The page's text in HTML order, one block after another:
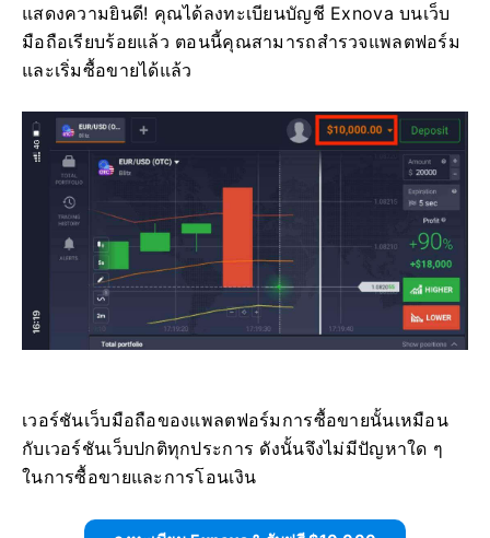
แสดงความยินดี! คุณได้ลงทะเบียนบัญชี Exnova บนเว็บ
มือถือเรียบร้อยแล้ว ตอนนี้คุณสามารถสำรวจแพลตฟอร์ม
และเริ่มซื้อขายได้แล้ว
เวอร์ชันเว็บมือถือของแพลตฟอร์มการซื้อขายนั้นเหมือน
กับเวอร์ชันเว็บปกติทุกประการ ดังนั้นจึงไม่มีปัญหาใด ๆ
ในการซื้อขายและการโอนเงิน